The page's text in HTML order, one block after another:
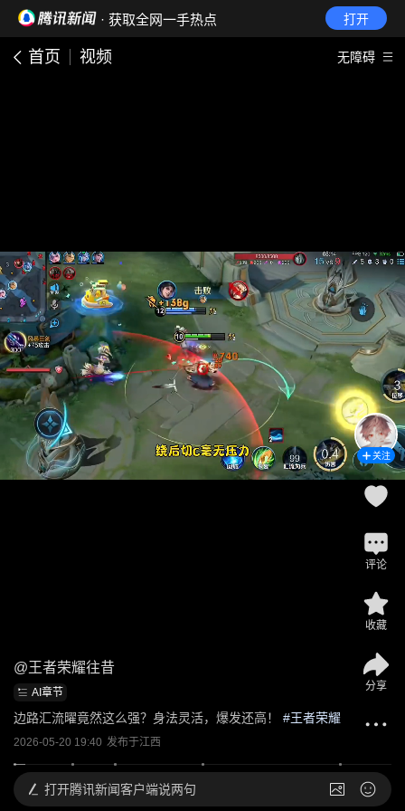
· 获取全网一手热点 打开
首页 视频 无障碍
@王者荣耀往昔
AI章节
边路汇流曜竟然这么强？身法灵活，爆发还高！ #王者荣耀
2026-05-20 19:40 发布于江西
关注
评论
收藏
分享
打开腾讯新闻客户端说两句